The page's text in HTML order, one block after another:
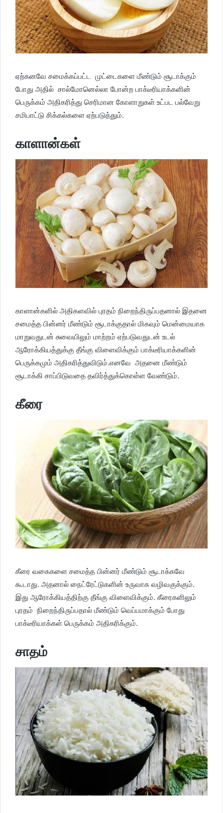
ஏற்கனவே சமைக்கப்பட்ட முட்டைகளை மீண்டும் சூடாக்கும்
போது அதில் சால்மோனெல்லா போன்ற பாக்டீரியாக்களின்
பெருக்கம் அதிகரித்து செரிமான கோளாறுகள் உட்பட பல்வேறு
சமிபாட்டு சிக்கல்களை ஏற்படுத்தும்.
காளான்கள்
காளான்களில் அதிகளவில் புரதம் நிறைந்திருப்பதனால் இதனை
சமைத்த பின்னர் மீண்டும் சூடாக்குதால் மிகவும் மென்மையாக
மாறுவதுடன் சுவையிலும் மாற்றம் ஏற்படுவதுடன் உடல்
ஆரோக்கியத்துக்கு தீங்கு விளைவிக்கும் பாக்டீரியாக்களின்
பெருக்கமும் அதிகரித்துவிடும்.எனவே அதனை மீண்டும்
சூடாக்கி சாப்பிடுவதை தவிர்த்துக்கொள்ள வேண்டும்.
கீரை
கீரை வகைகளை சமைத்த பின்னர் மீண்டும் சூடாக்கவே
கூடாது. அதனால் நைட்ரேட்டுகளின் உருவாக வழிவகுக்கும்.
இது ஆரோக்கியத்திற்கு தீங்கு விளைவிக்கும். கீரைகளிலும்
புரதம் நிறைந்திருப்பதால் மீண்டும் வெப்பமாக்கும் போது
பாக்டீரியாக்கள் பெருக்கம் அதிகரிக்கும்.
சாதம்